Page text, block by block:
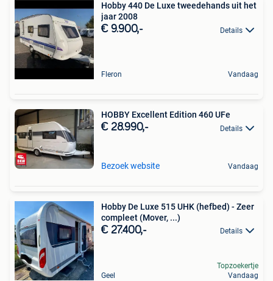
Hobby 440 De Luxe tweedehands uit het
jaar 2008
€ 9.900,- Details
Fleron Vandaag
HOBBY Excellent Edition 460 UFe
€ 28.990,- Details
Bezoek website Vandaag
Hobby De Luxe 515 UHK (hefbed) - Zeer
compleet (Mover, ...)
€ 27.400,- Details
Geel
Topzoekertje
Vandaag